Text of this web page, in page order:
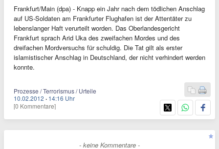
Frankfurt/Main (dpa) - Knapp ein Jahr nach dem tödlichen Anschlag
auf US-Soldaten am Frankfurter Flughafen ist der Attentäter zu
lebenslanger Haft verurteilt worden. Das Oberlandesgericht
Frankfurt sprach Arid Uka des zweifachen Mordes und des
dreifachen Mordversuchs für schuldig. Die Tat gilt als erster
islamistischer Anschlag in Deutschland, der nicht verhindert werden
konnte.
Prozesse / Terrorismus / Urteile
10.02.2012 · 14:16 Uhr
[0 Kommentare]
- keine Kommentare -